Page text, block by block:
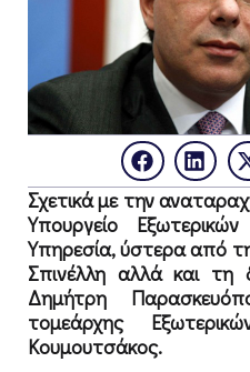
Σχετικά με την
Υπουργείο
Υπηρεσία, ύστερα από
Σπινέλλη αλλά και τη
Δημήτρη
τομεάρχης
Κουμουτσάκος.